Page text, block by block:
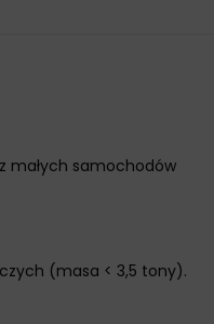
małych samochodów
(masa < 3,5 tony).